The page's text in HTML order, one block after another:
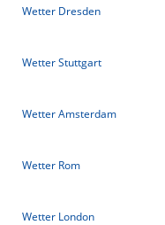
Wetter Dresden
Wetter Stuttgart
Wetter Amsterdam
Wetter Rom
Wetter London